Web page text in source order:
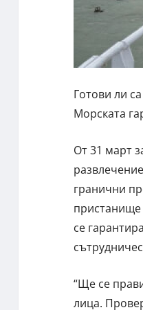
Готови ли
Морската
От 31 март
гранични
пристанище
се
“Ще се
лица.